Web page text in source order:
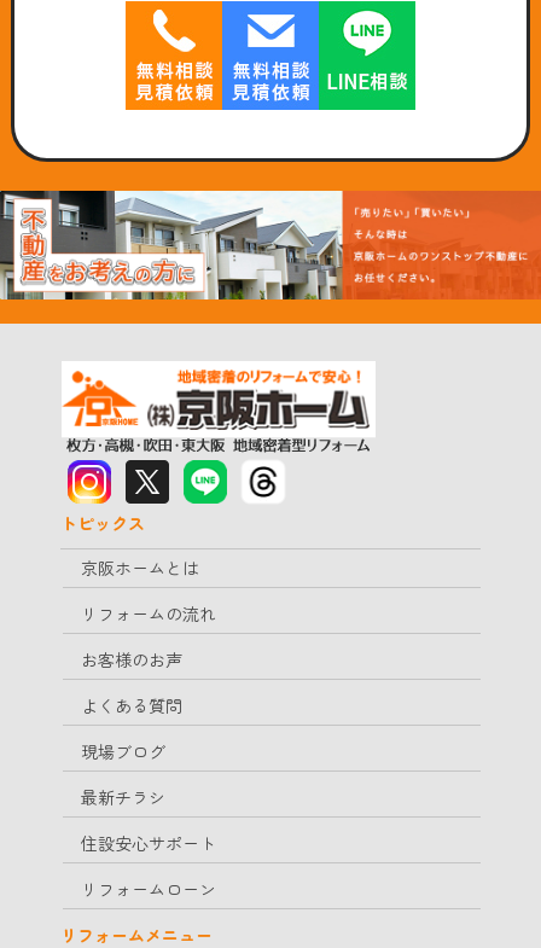
トピックス
京阪ホームとは
リフォームの流れ
お客様のお声
よくある質問
現場ブログ
最新チラシ
住設安心サポート
リフォームローン
リフォームメニュー